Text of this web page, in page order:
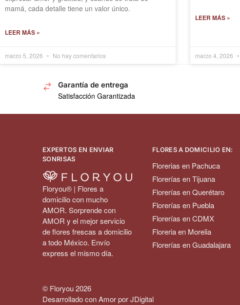
mamá, cada detalle tiene un valor único.
LEER MÁS »
marzo 5, 2026 No hay comentarios
LEER MÁS »
marzo 4, 2026
Garantía de entrega
Satisfacción Garantizada
EXPERTOS EN ENVIAR
SONRISAS
Floryou® | Flores a
domicilio con mucho
AMOR. Sorprende con
AMOR y el mejor servicio
de flores frescas a domicilio
a todo México. Envío
express el mismo día.
FLORES A DOMICILIO EN:
Florerias en Pachuca
Florerías en Tijuana
Florerías en Querétaro
Florerías en Puebla
Florerías en CDMX
Floreria en Morelia
Florerías en Guadalajara
© Floryou 2026
Desarrollado con Amor por JDigital